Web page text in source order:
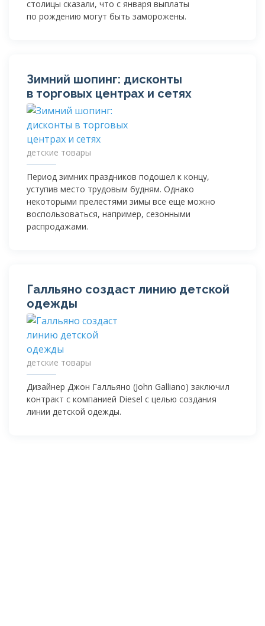
столицы сказали, что с января выплаты
по рождению могут быть заморожены.
Зимний шопинг: дисконты
в торговых центрах и сетях
детские товары
Период зимних праздников подошел к концу,
уступив место трудовым будням. Однако
некоторыми прелестями зимы все еще можно
воспользоваться, например, сезонными
распродажами.
Галльяно создаст линию детской
одежды
детские товары
Дизайнер Джон Галльяно (John Galliano) заключил
контракт с компанией Diesel с целью создания
линии детской одежды.